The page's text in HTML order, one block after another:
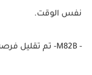
نفس الوقت.
- M82B- تم تقليل فرصة العثور على M82B بشكل كبير